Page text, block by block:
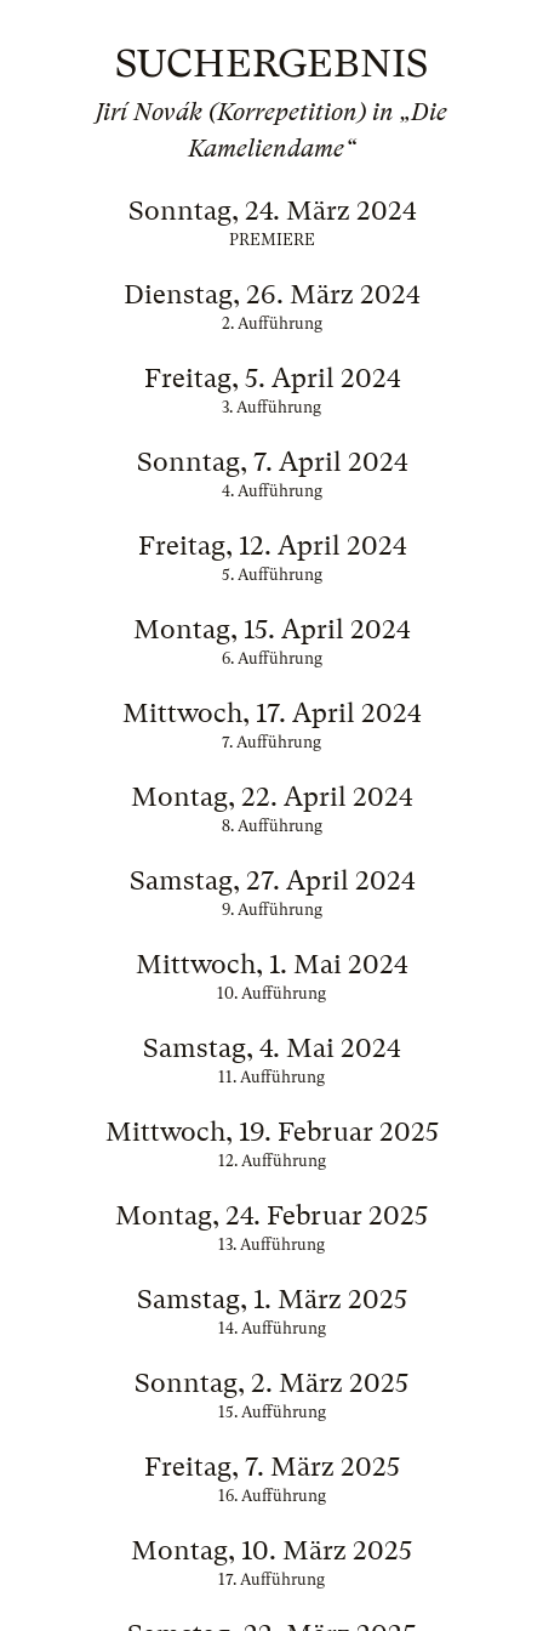
SUCHERGEBNIS
Jirí Novák (Korrepetition) in „Die
Kameliendame“
Sonntag, 24. März 2024
PREMIERE
Dienstag, 26. März 2024
2. Aufführung
Freitag, 5. April 2024
3. Aufführung
Sonntag, 7. April 2024
4. Aufführung
Freitag, 12. April 2024
5. Aufführung
Montag, 15. April 2024
6. Aufführung
Mittwoch, 17. April 2024
7. Aufführung
Montag, 22. April 2024
8. Aufführung
Samstag, 27. April 2024
9. Aufführung
Mittwoch, 1. Mai 2024
10. Aufführung
Samstag, 4. Mai 2024
11. Aufführung
Mittwoch, 19. Februar 2025
12. Aufführung
Montag, 24. Februar 2025
13. Aufführung
Samstag, 1. März 2025
14. Aufführung
Sonntag, 2. März 2025
15. Aufführung
Freitag, 7. März 2025
16. Aufführung
Montag, 10. März 2025
17. Aufführung